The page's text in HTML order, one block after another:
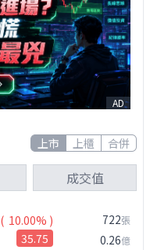
AD
上市 上櫃 合併
成交值
( 10.00% )
35.75
722張
0.26億